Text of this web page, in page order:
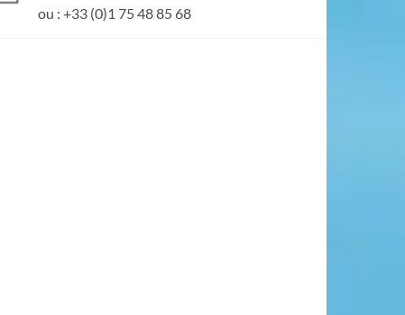
ou : +33 (0)1 75 48 85 68